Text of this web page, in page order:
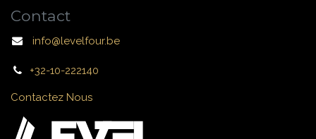
Contact
info@levelfour.be
+32-10-222140
Contactez Nous